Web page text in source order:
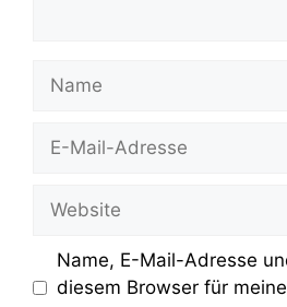
Name
Website
Name, E-Mail-Adresse
diesem Browser für